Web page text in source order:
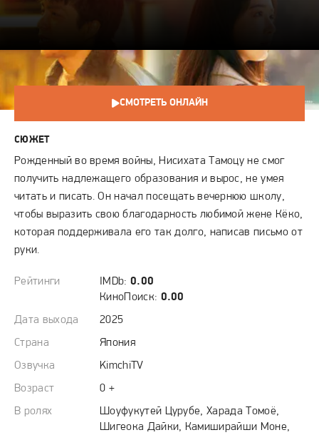
годовщину
свадьбы
СМОТРЕТЬ ОНЛАЙН
СЮЖЕТ
Рожденный во время войны, Нисихата Тамоцу не смог
получить надлежащего образования и вырос, не умея
читать и писать. Он начал посещать вечернюю школу,
чтобы выразить свою благодарность любимой жене Кёко,
которая поддерживала его так долго, написав письмо от
руки.
Рейтинги IMDb: 0.00
КиноПоиск: 0.00
Дата выхода
2025
Страна
Япония
Озвучка
KimchiTV
Возраст
0 +
В ролях
Шоуфукутей Цурубе, Харада Томоё,
Шигеока Дайки, Камиширайши Моне,